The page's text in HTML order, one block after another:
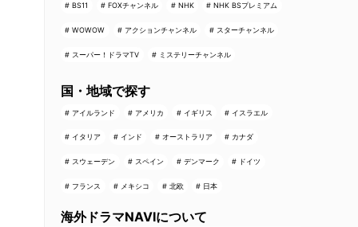
BS11 FOXチャンネル NHK NHK BSプレミアム
WOWOW アクションチャンネル スターチャンネル
スーパー！ドラマTV ミステリーチャンネル
国・地域で探す
アイルランド アメリカ イギリス イスラエル
イタリア インド オーストラリア カナダ
スウェーデン スペイン デンマーク ドイツ
フランス メキシコ 北欧 日本
海外ドラマNAVIについて